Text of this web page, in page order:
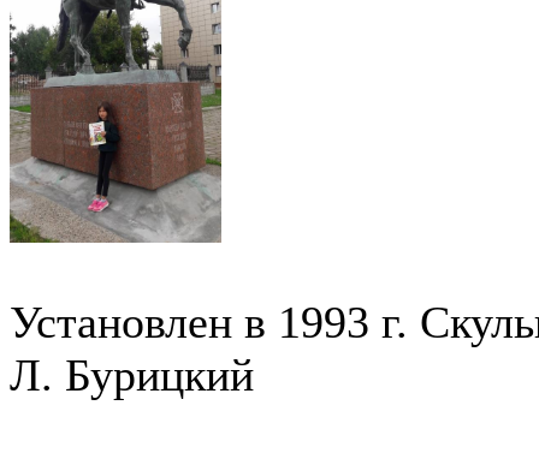
Установлен в 1993 г.
Л. Бурицкий